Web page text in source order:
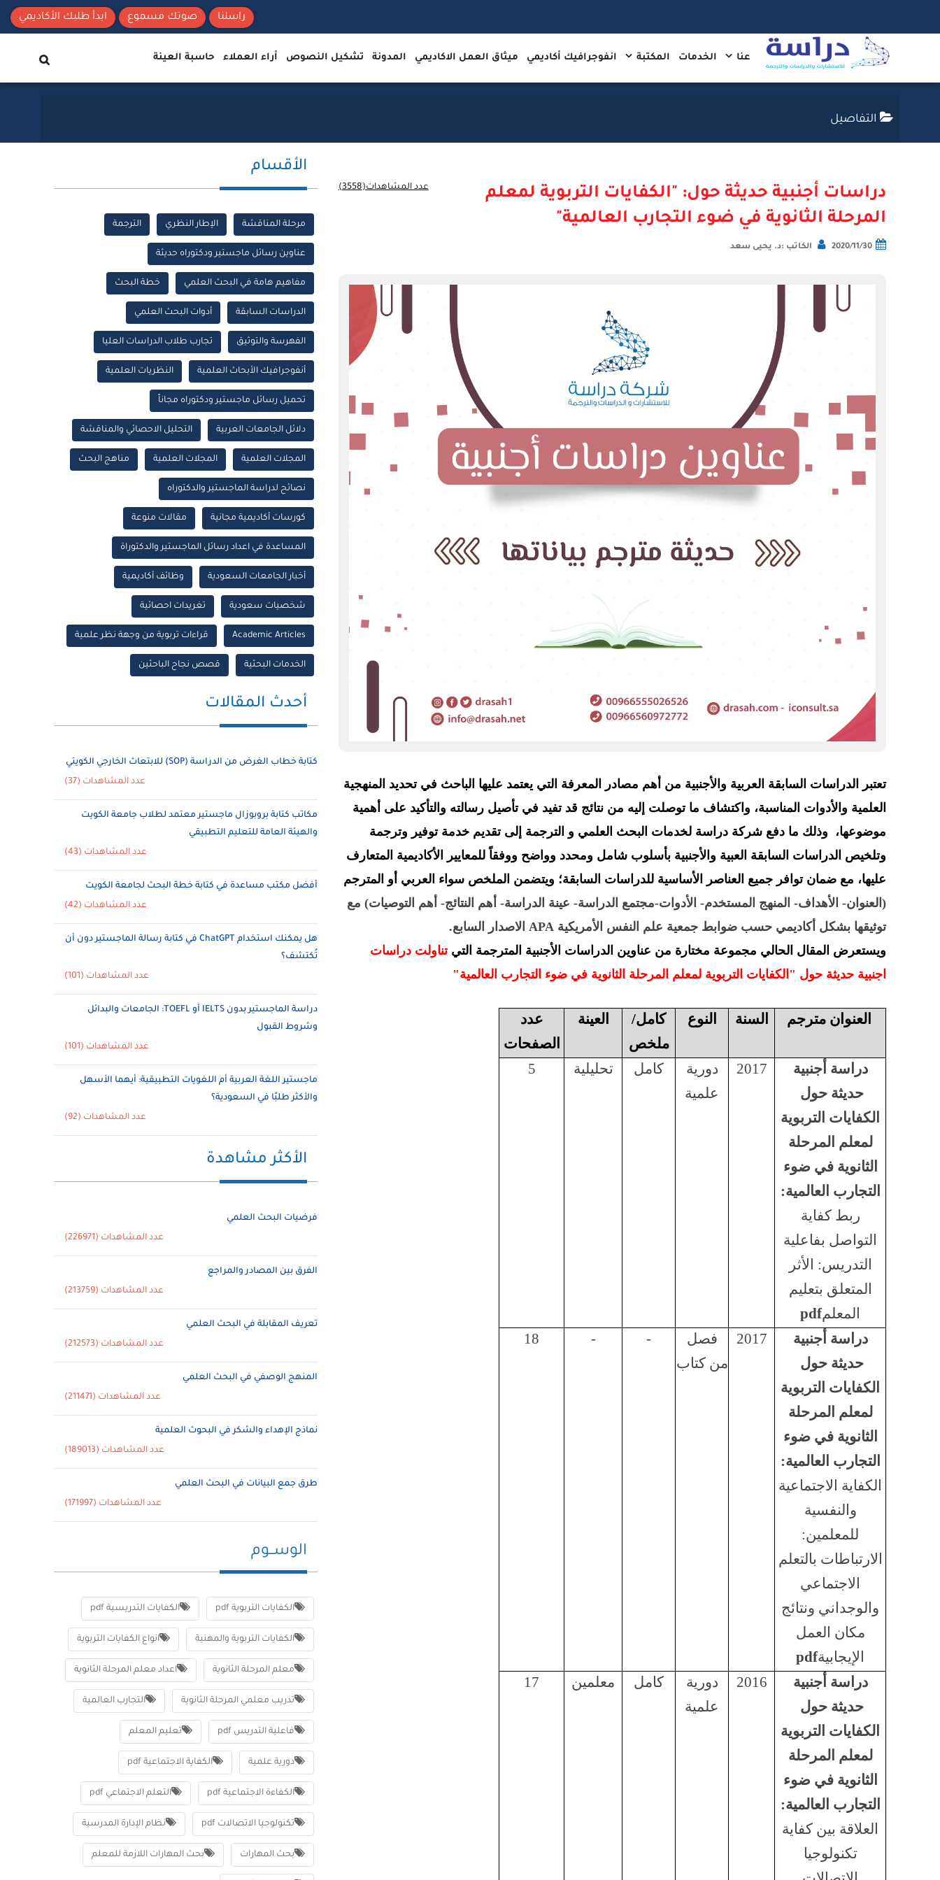
ابدأ طلبك الأكاديمي صوتك مسموع راسلنا
عنا الخدمات المكتبة انفوجرافيك أكاديمي ميثاق العمل الاكاديمي المدونة تشكيل النصوص أراء العملاء حاسبة العينة
التفاصيل
دراسات أجنبية حديثة حول: "الكفايات التربوية لمعلم
المرحلة الثانوية في ضوء التجارب العالمية"
2020/11/30 الكاتب :د. يحيى سعد
عدد المشاهدات(3558)
تعتبر الدراسات السابقة العربية والأجنبية من أهم مصادر المعرفة التي يعتمد عليها الباحث في تحديد المنهجية
العلمية والأدوات المناسبة، واكتشاف ما توصلت إليه من نتائج قد تفيد في تأصيل رسالته والتأكيد على أهمية
موضوعها، وذلك ما دفع شركة دراسة لخدمات البحث العلمي و الترجمة إلى تقديم خدمة توفير وترجمة
وتلخيص الدراسات السابقة العبية والأجنبية بأسلوب شامل ومحدد وواضح ووفقاً للمعايير الأكاديمية المتعارف
عليها، مع ضمان توافر جميع العناصر الأساسية للدراسات السابقة؛ ويتضمن الملخص سواء العربي أو المترجم
( العنوان- الأهداف- المنهج المستخدم- الأدوات-مجتمع الدراسة- عينة الدراسة- أهم النتائج- أهم التوصيات) مع
توثيقها بشكل أكاديمي حسب ضوابط جمعية علم النفس الأمريكية APA الاصدار السابع.
ويستعرض المقال الحالي مجموعة مختارة من عناوين الدراسات الأجنبية المترجمة التيتناولت دراسات
اجنبية حديثة حول "الكفايات التربوية لمعلم المرحلة الثانوية في ضوء التجارب العالمية"
العنوان مترجم السنة النوع
كامل/
ملخص
العينة
عدد
الصفحات
دراسة أجنبية
حديثة حول
الكفايات التربوية
لمعلم المرحلة
الثانوية في ضوء
التجارب العالمية:
ربط كفاية
التواصل بفاعلية
التدريس: الأثر
المتعلق بتعليم
المعلمpdf
2017
دورية
علمية
كامل تحليلية 5
دراسة أجنبية
حديثة حول
الكفايات التربوية
لمعلم المرحلة
الثانوية في ضوء
التجارب العالمية:
الكفاية الاجتماعية
والنفسية
للمعلمين:
الارتباطات بالتعلم
الاجتماعي
والوجداني ونتائج
مكان العمل
الإيجابيةpdf
2017
فصل
من كتاب
-
-
18
دراسة أجنبية
حديثة حول
الكفايات التربوية
لمعلم المرحلة
الثانوية في ضوء
التجارب العالمية:
العلاقة بين كفاية
تكنولوجيا
2016
دورية
علمية
كامل معلمين 17
الأقسام
مرحلة المناقشة الإطار النظري الترجمة
عناوين رسائل ماجستير ودكتوراه حديثة
مفاهيم هامة في البحث العلمي خطة البحث
الدراسات السابقة أدوات البحث العلمي
الفهرسة والتوثيق تجارب طلاب الدراسات العليا
أنفوجرافيك الأبحاث العلمية النظريات العلمية
تحميل رسائل ماجستير ودكتوراه مجاناً
دلائل الجامعات العربية التحليل الاحصائي والمناقشة
المجلات العلمية المجلات العلمية مناهج البحث
نصائح لدراسة الماجستير والدكتوراه
كورسات أكاديمية مجانية مقالات منوعة
المساعدة في اعداد رسائل الماجستير والدكتوراة
أخبار الجامعات السعودية وظائف أكاديمية
شخصيات سعودية تغريدات احصائية
Academic Articles قراءات تربوية من وجهة نظر علمية
الخدمات البحثية قصص نجاح الباحثين
أحدث المقالات
كتابة خطاب الغرض من الدراسة (SOP) للابتعاث الخارجي الكويتي
عدد المشاهدات (37)
مكاتب كتابة بروبوزال ماجستير معتمد لطلاب جامعة الكويت
والهيئة العامة للتعليم التطبيقي
عدد المشاهدات (43)
أفضل مكتب مساعدة في كتابة خطة البحث لجامعة الكويت
عدد المشاهدات (42)
هل يمكنك استخدام ChatGPT في كتابة رسالة الماجستير دون أن
تُكتشف؟
عدد المشاهدات (101)
دراسة الماجستير بدون IELTS أو TOEFL: الجامعات والبدائل
وشروط القبول
عدد المشاهدات (101)
ماجستير اللغة العربية أم اللغويات التطبيقية: أيهما الأسهل
والأكثر طلبًا في السعودية؟
عدد المشاهدات (92)
الأكثر مشاهدة
فرضيات البحث العلمي
عدد المشاهدات (226971)
الفرق بين المصادر والمراجع
عدد المشاهدات (213759)
تعريف المقابلة في البحث العلمي
عدد المشاهدات (212573)
المنهج الوصفي في البحث العلمي
عدد المشاهدات (211471)
نماذج الإهداء والشكر في البحوث العلمية
عدد المشاهدات (189013)
طرق جمع البيانات في البحث العلمي
عدد المشاهدات (171997)
الوســوم
الكفايات التربوية pdf الكفايات التدريسية pdf
الكفايات التربوية والمهنية انواع الكفايات التربوية
معلم المرحلة الثانوية اعداد معلم المرحلة الثانوية
تدريب معلمي المرحلة الثانوية التجارب العالمية
فاعلية التدريس pdf تعليم المعلم
دورية علمية الكفاية الاجتماعية pdf
الكفاءة الاجتماعية pdf التعلم الاجتماعي pdf
تكنولوجيا الاتصالات pdf نظام الإدارة المدرسية
بحث المهارات بحث المهارات اللازمة للمعلم